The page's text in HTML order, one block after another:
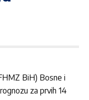
BiH) Bosne i
za prvih 14